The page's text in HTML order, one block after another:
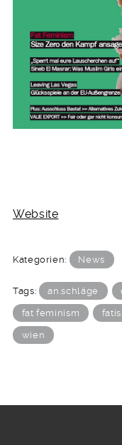
Website
Kategorien: News
Tags: an.schläge
fat feminism
wien